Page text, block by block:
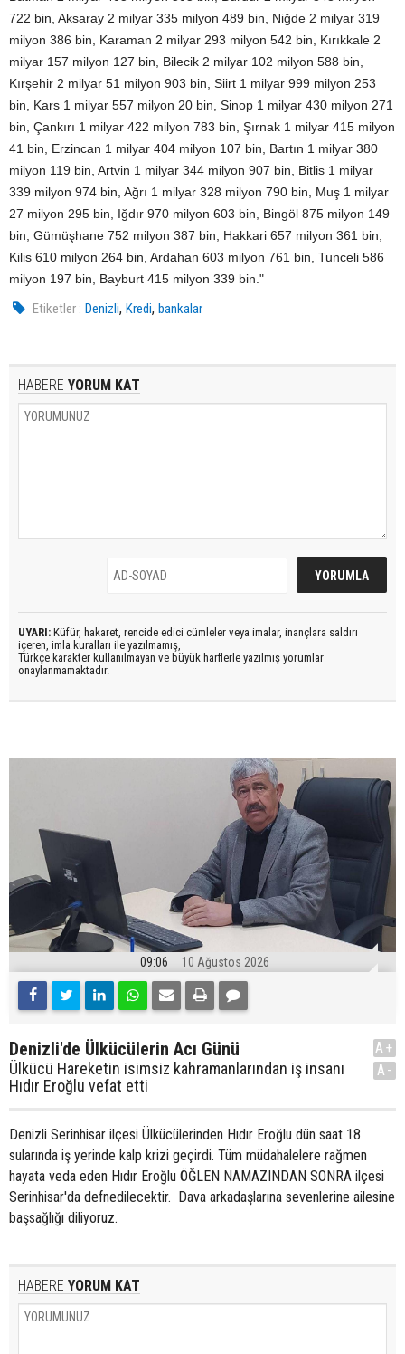
722 bin, Aksaray 2 milyar 335 milyon 489 bin, Niğde 2 milyar 319
milyon 386 bin, Karaman 2 milyar 293 milyon 542 bin, Kırıkkale 2
milyar 157 milyon 127 bin, Bilecik 2 milyar 102 milyon 588 bin,
Kırşehir 2 milyar 51 milyon 903 bin, Siirt 1 milyar 999 milyon 253
bin, Kars 1 milyar 557 milyon 20 bin, Sinop 1 milyar 430 milyon 271
bin, Çankırı 1 milyar 422 milyon 783 bin, Şırnak 1 milyar 415 milyon
41 bin, Erzincan 1 milyar 404 milyon 107 bin, Bartın 1 milyar 380
milyon 119 bin, Artvin 1 milyar 344 milyon 907 bin, Bitlis 1 milyar
339 milyon 974 bin, Ağrı 1 milyar 328 milyon 790 bin, Muş 1 milyar
27 milyon 295 bin, Iğdır 970 milyon 603 bin, Bingöl 875 milyon 149
bin, Gümüşhane 752 milyon 387 bin, Hakkari 657 milyon 361 bin,
Kilis 610 milyon 264 bin, Ardahan 603 milyon 761 bin, Tunceli 586
milyon 197 bin, Bayburt 415 milyon 339 bin."
Etiketler : Denizli,Kredi,bankalar
HABERE YORUM KAT
UYARI: Küfür, hakaret, rencide edici cümleler veya imalar, inançlara saldırı
içeren, imla kuralları ile yazılmamış,
Türkçe karakter kullanılmayan ve büyük harflerle yazılmış yorumlar
onaylanmamaktadır.
09:06 10 Ağustos 2026
Denizli'de Ülkücülerin Acı Günü
Ülkücü Hareketin isimsiz kahramanlarından iş insanı
Hıdır Eroğlu vefat etti
A+
A-
Denizli Serinhisar ilçesi Ülkücülerinden Hıdır Eroğlu dün saat 18
sularında iş yerinde kalp krizi geçirdi. Tüm müdahalelere rağmen
hayata veda eden Hıdır Eroğlu ÖĞLEN NAMAZINDAN SONRA ilçesi
Serinhisar'da defnedilecektir. Dava arkadaşlarına sevenlerine ailesine
başsağlığı diliyoruz.
HABERE YORUM KAT